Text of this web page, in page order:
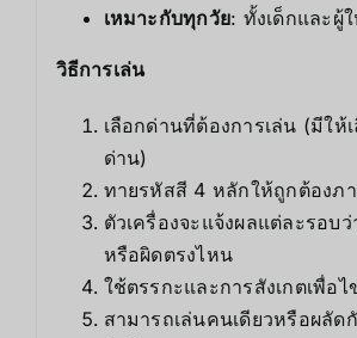
เหมาะกับทุกวัย: ทั้งเด็กและผู้
วิธีการเล่น
เลือกด่านที่ต้องการเล่น (มีให้
ด่าน)
ทายรหัสสี 4 หลักให้ถูกต้องภ
ตัวเครื่องจะแจ้งผลแต่ละรอบ
หรือผิดตรงไหน
ใช้ตรรกะและการสังเกตเพื่อไ
สามารถเล่นคนเดียวหรือผลัด